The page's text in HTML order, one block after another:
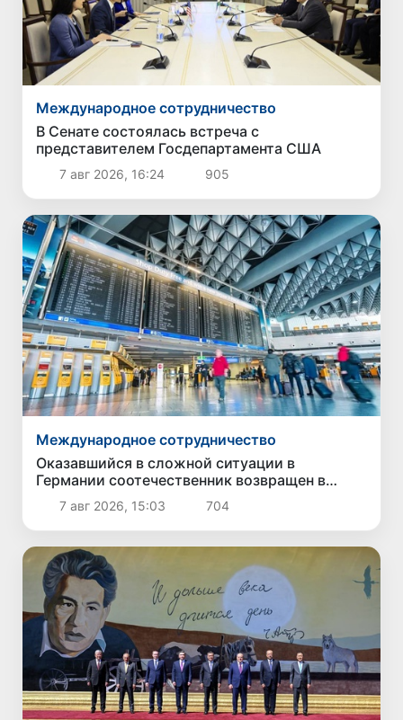
Международное сотрудничество
В Сенате состоялась встреча с
представителем Госдепартамента США
7 авг 2026, 16:24 905
Международное сотрудничество
Оказавшийся в сложной ситуации в
Германии соотечественник возвращен в
Узбекистан
7 авг 2026, 15:03 704